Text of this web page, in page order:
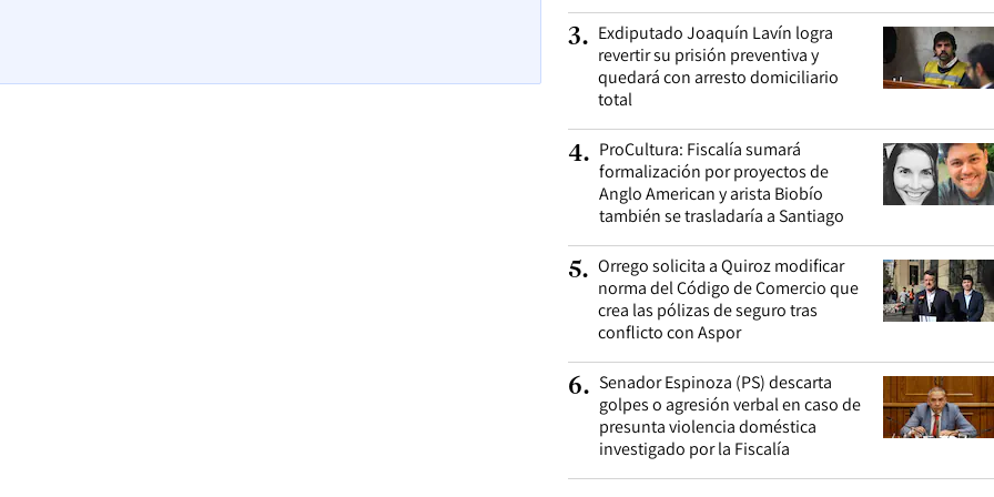
3. Exdiputado Joaquín Lavín logra
revertir su prisión preventiva y
quedará con arresto domiciliario
total
4. ProCultura: Fiscalía sumará
formalización por proyectos de
Anglo American y arista Biobío
también se trasladaría a Santiago
5. Orrego solicita a Quiroz modificar
norma del Código de Comercio que
crea las pólizas de seguro tras
conflicto con Aspor
6. Senador Espinoza (PS) descarta
golpes o agresión verbal en caso de
presunta violencia doméstica
investigado por la Fiscalía